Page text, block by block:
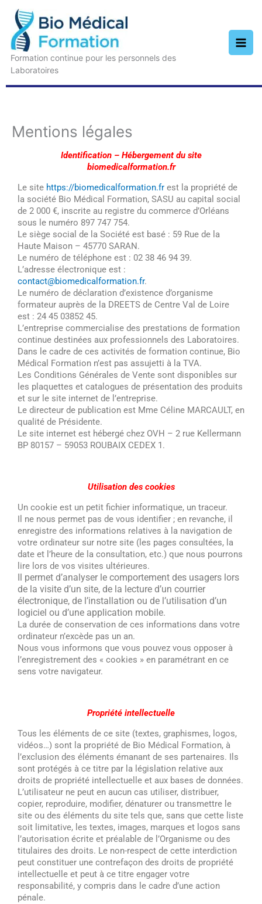
contenu
Formation continue pour les personnels des
Laboratoires
Mentions légales
Identification – Hébergement du site
biomedicalformation.fr
Le site https://biomedicalformation.fr est la propriété de
la société Bio Médical Formation, SASU au capital social
de 2 000 €, inscrite au registre du commerce d’Orléans
sous le numéro 897 747 754.
Le siège social de la Société est basé : 59 Rue de la
Haute Maison – 45770 SARAN.
Le numéro de téléphone est : 02 38 46 94 39.
L’adresse électronique est :
contact@biomedicalformation.fr.
Le numéro de déclaration d’existence d’organisme
formateur auprès de la DREETS de Centre Val de Loire
est : 24 45 03852 45.
L’entreprise commercialise des prestations de formation
continue destinées aux professionnels des Laboratoires.
Dans le cadre de ces activités de formation continue, Bio
Médical Formation n’est pas assujetti à la TVA.
Les Conditions Générales de Vente sont disponibles sur
les plaquettes et catalogues de présentation des produits
et sur le site internet de l’entreprise.
Le directeur de publication est Mme Céline MARCAULT, en
qualité de Présidente.
Le site internet est hébergé chez OVH – 2 rue Kellermann
BP 80157 – 59053 ROUBAIX CEDEX 1.
Utilisation des cookies
Un cookie est un petit fichier informatique, un traceur.
Il ne nous permet pas de vous identifier ; en revanche, il
enregistre des informations relatives à la navigation de
votre ordinateur sur notre site (les pages consultées, la
date et l’heure de la consultation, etc.) que nous pourrons
lire lors de vos visites ultérieures.
Il permet d’analyser le comportement des usagers lors
de la visite d’un site, de la lecture d’un courrier
électronique, de l’installation ou de l’utilisation d’un
logiciel ou d’une application mobile.
La durée de conservation de ces informations dans votre
ordinateur n’excède pas un an.
Nous vous informons que vous pouvez vous opposer à
l’enregistrement des « cookies » en paramétrant en ce
sens votre navigateur.
Propriété intellectuelle
Tous les éléments de ce site (textes, graphismes, logos,
vidéos…) sont la propriété de Bio Médical Formation, à
l’exclusion des éléments émanant de ses partenaires. Ils
sont protégés à ce titre par la législation relative aux
droits de propriété intellectuelle et aux bases de données.
L’utilisateur ne peut en aucun cas utiliser, distribuer,
copier, reproduire, modifier, dénaturer ou transmettre le
site ou des éléments du site tels que, sans que cette liste
soit limitative, les textes, images, marques et logos sans
l’autorisation écrite et préalable de l’Organisme ou des
titulaires des droits. Le non-respect de cette interdiction
peut constituer une contrefaçon des droits de propriété
intellectuelle et peut à ce titre engager votre
responsabilité, y compris dans le cadre d’une action
pénale.